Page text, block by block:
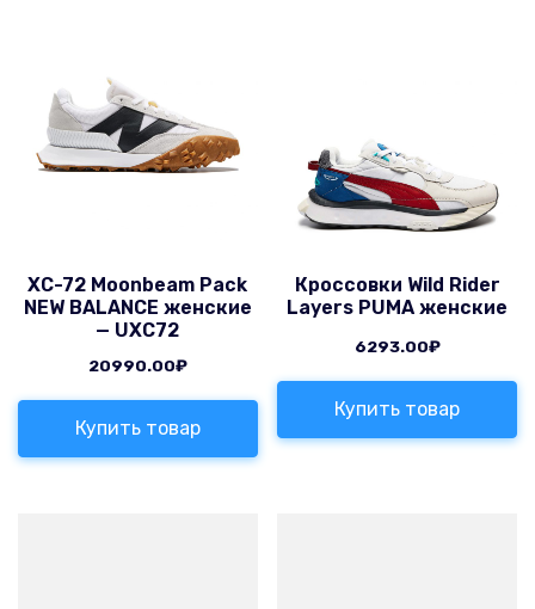
XC-72 Moonbeam Pack
NEW BALANCE женские
— UXC72
20990.00₽
Купить товар
Кроссовки Wild Rider
Layers PUMA женские
6293.00₽
Купить товар